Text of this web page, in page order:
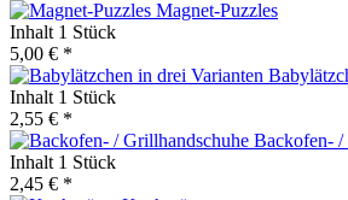
Magnet-Puzzles
Inhalt 1 Stück
5,00 € *
Inhalt 1 Stück
2,55 € *
Backofen- /
Inhalt 1 Stück
2,45 € *